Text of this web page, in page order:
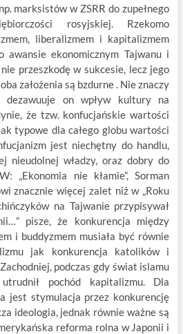
marksistów w ZSRR do zupełnego
rosyjskiej. Rzekomo
liberalizmem i kapitalizmem
awansie ekonomicznym Tajwanu i
przeszkodę w sukcesie, lecz jego
założenia są bzdurne . Nie znaczy
dezawuuje on wpływ kultury na
że tzw. konfucjańskie wartości
typowe dla całego globu wartości
jest niechętny do handlu,
nieudolnej władzy, oraz dobry do
„Ekonomia nie kłamie”, Sorman
znacznie więcej zalet niż w „Roku
na Tajwanie przypisywał
pisze, że konkurencja między
i buddyzmem musiała być równie
jak konkurencja katolików i
podczas gdy świat islamu
pochód kapitalizmu. Dla
jest stymulacja przez konkurencję
ideologia, jednak równie ważne są
reforma rolna w Japonii i